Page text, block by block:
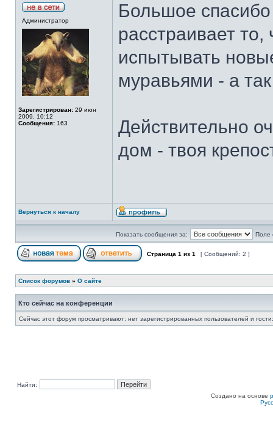
Администратор
Зарегистрирован: 29 июн
2009, 10:12
Сообщения: 163
Большое
расстраивает
испытывать
муравьями - а
Действительно
дом - твоя
Вернуться к началу
Показать сообщения за: Поле
Страница 1 из 1 [ Сообщений: 2 ]
Список форумов » О сайте
Кто сейчас на конференции
Сейчас этот форум просматривают: нет зарегистрированных пользователей и
Найти:
Создано на основе